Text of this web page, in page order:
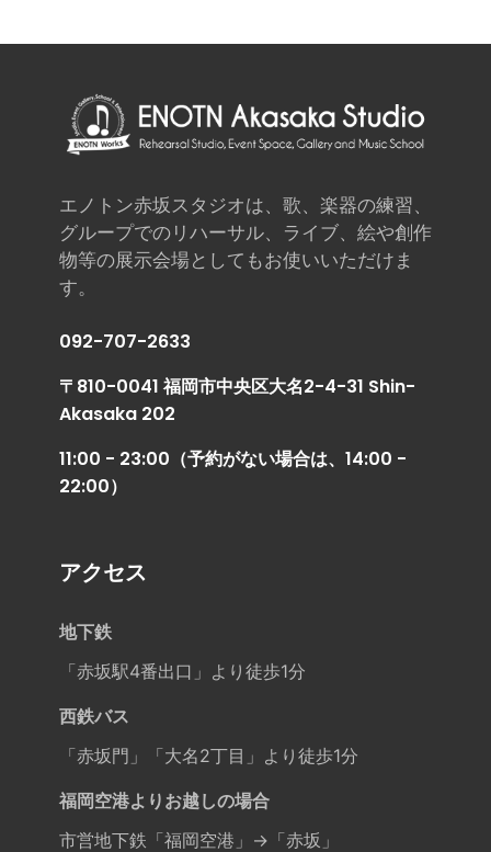
エノトン赤坂スタジオは、歌、楽器の練習、
グループでのリハーサル、ライブ、絵や創作
物等の展示会場としてもお使いいただけま
す。
092-707-2633
〒810-0041 福岡市中央区大名2-4-31 Shin-
Akasaka 202
11:00 - 23:00（予約がない場合は、14:00 -
22:00）
アクセス
地下鉄
「赤坂駅4番出口」より徒歩1分
西鉄バス
「赤坂門」「大名2丁目」より徒歩1分
福岡空港よりお越しの場合
市営地下鉄「福岡空港」→「赤坂」